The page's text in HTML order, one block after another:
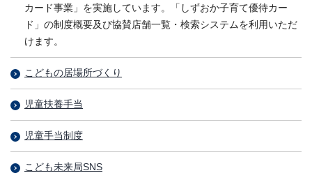
カード事業」を実施しています。「しずおか子育て優待カー
ド」の制度概要及び協賛店舗一覧・検索システムを利用いただ
けます。
こどもの居場所づくり
児童扶養手当
児童手当制度
こども未来局SNS